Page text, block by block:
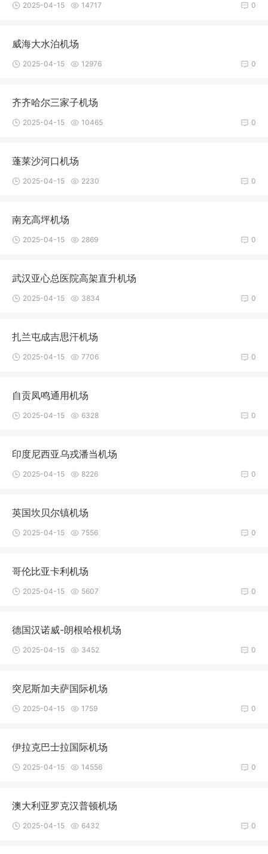
0
2025-04-15 14717
威海大水泊机场
0
2025-04-15 12976
齐齐哈尔三家子机场
0
2025-04-15 10465
蓬莱沙河口机场
0
2025-04-15 2230
南充高坪机场
0
2025-04-15 2869
武汉亚心总医院高架直升机场
0
2025-04-15 3834
扎兰屯成吉思汗机场
0
2025-04-15 7706
自贡凤鸣通用机场
0
2025-04-15 6328
印度尼西亚乌戎潘当机场
0
2025-04-15 8226
英国坎贝尔镇机场
0
2025-04-15 7556
哥伦比亚卡利机场
0
2025-04-15 5607
德国汉诺威-朗根哈根机场
0
2025-04-15 3452
突尼斯加夫萨国际机场
0
2025-04-15 1759
伊拉克巴士拉国际机场
0
2025-04-15 14556
澳大利亚罗克汉普顿机场
0
2025-04-15 6432